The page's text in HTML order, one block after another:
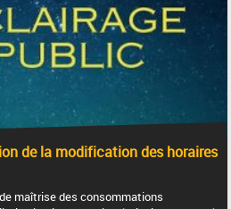
de la modification des horaires
maîtrise des consommations